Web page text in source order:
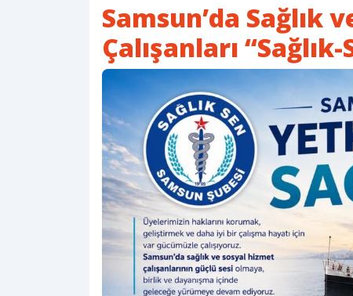
Samsun’da Sağlık
Çalışanları